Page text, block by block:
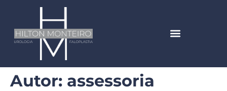
Autor: assessoria